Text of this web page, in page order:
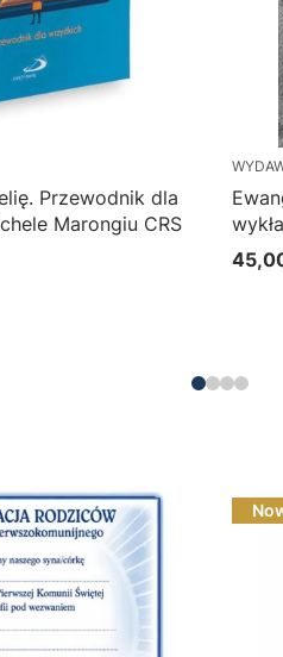
Przewodnik dla
Marongiu CRS
Cena